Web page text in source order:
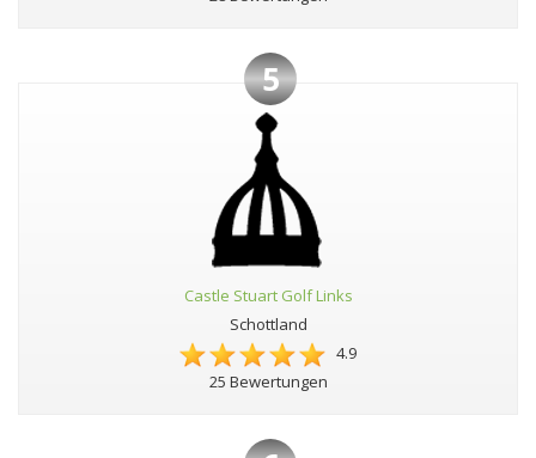
5
Castle Stuart Golf Links
Schottland
4.9
25 Bewertungen